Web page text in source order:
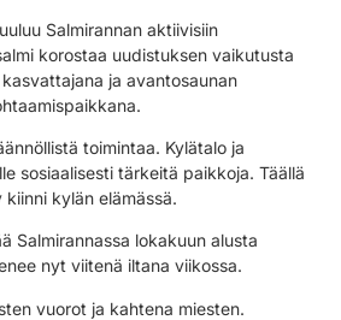
Salmirannan aktiivisiin
korostaa uudistuksen vaikutusta
ja avantosaunan
toimintaa. Kylätalo ja
sosiaalisesti tärkeitä paikkoja. Täällä
kylän elämässä.
Salmirannassa lokakuun alusta
nyt viitenä iltana viikossa.
vuorot ja kahtena miesten.